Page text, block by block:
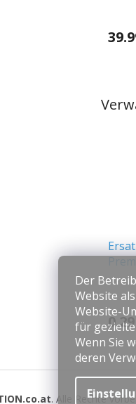
Der
Website
Website-
für
Wenn Sie
deren
. Alle Rechte